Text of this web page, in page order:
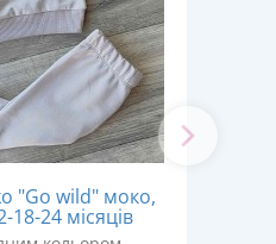
"Go wild" моко,
18-24 місяців